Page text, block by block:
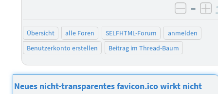
–
Übersicht alle Foren SELFHTML-Forum
anmelden
Benutzerkonto erstellen
Beitrag im Thread-Baum
Neues nicht-transparentes favicon.ico wirkt nicht